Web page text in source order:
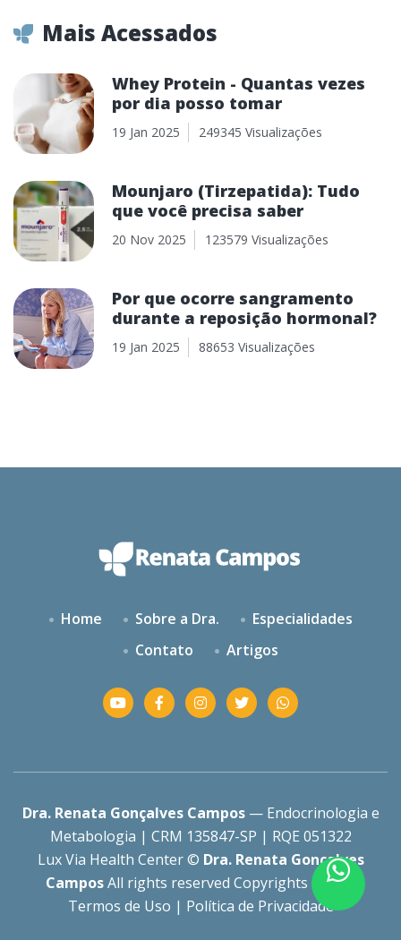
Mais Acessados
Whey Protein - Quantas vezes
por dia posso tomar
19 Jan 2025 249345 Visualizações
Mounjaro (Tirzepatida): Tudo
que você precisa saber
20 Nov 2025 123579 Visualizações
Por que ocorre sangramento
durante a reposição hormonal?
19 Jan 2025 88653 Visualizações
Home Sobre a Dra.
Especialidades
Contato
Artigos
Dra. Renata Gonçalves Campos— Endocrinologia e
Metabologia | CRM 135847-SP | RQE 051322
Lux Via Health Center © Dra. Renata Gonçalves
CamposAll rights reserved Copyrights 2025 |
Termos de Uso | Política de Privacidade